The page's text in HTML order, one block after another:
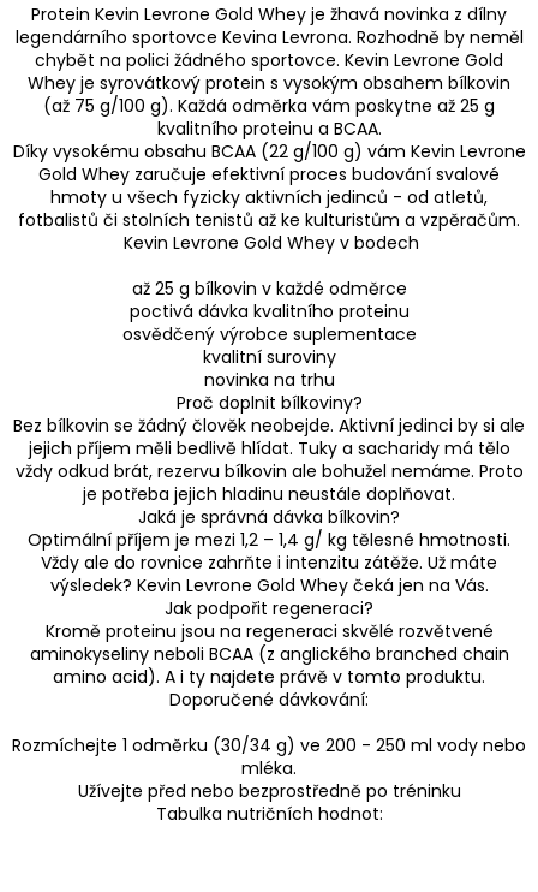
Protein Kevin Levrone Gold Whey je žhavá novinka z dílny
legendárního sportovce Kevina Levrona. Rozhodně by neměl
chybět na polici žádného sportovce. Kevin Levrone Gold
Whey je syrovátkový protein s vysokým obsahem bílkovin
(až 75 g/100 g). Každá odměrka vám poskytne až 25 g
kvalitního proteinu a BCAA.
Díky vysokému obsahu BCAA (22 g/100 g) vám Kevin Levrone
Gold Whey zaručuje efektivní proces budování svalové
hmoty u všech fyzicky aktivních jedinců - od atletů,
fotbalistů či stolních tenistů až ke kulturistům a vzpěračům.
Kevin Levrone Gold Whey v bodech
až 25 g bílkovin v každé odměrce
poctivá dávka kvalitního proteinu
osvědčený výrobce suplementace
kvalitní suroviny
novinka na trhu
Proč doplnit bílkoviny?
Bez bílkovin se žádný člověk neobejde. Aktivní jedinci by si ale
jejich příjem měli bedlivě hlídat. Tuky a sacharidy má tělo
vždy odkud brát, rezervu bílkovin ale bohužel nemáme. Proto
je potřeba jejich hladinu neustále doplňovat.
Jaká je správná dávka bílkovin?
Optimální příjem je mezi 1,2 – 1,4 g/ kg tělesné hmotnosti.
Vždy ale do rovnice zahrňte i intenzitu zátěže. Už máte
výsledek? Kevin Levrone Gold Whey čeká jen na Vás.
Jak podpořit regeneraci?
Kromě proteinu jsou na regeneraci skvělé rozvětvené
aminokyseliny neboli BCAA (z anglického branched chain
amino acid). A i ty najdete právě v tomto produktu.
Doporučené dávkování:
Rozmíchejte 1 odměrku (30/34 g) ve 200 - 250 ml vody nebo
mléka.
Užívejte před nebo bezprostředně po tréninku
Tabulka nutričních hodnot: